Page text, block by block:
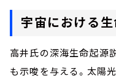
宇宙における
高井氏の深海生命起源
も示唆を与える。太陽